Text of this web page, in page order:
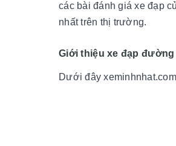
các bài đánh giá xe đạp
nhất trên thị trường.
Giới thiệu xe đạp đường
Dưới đây